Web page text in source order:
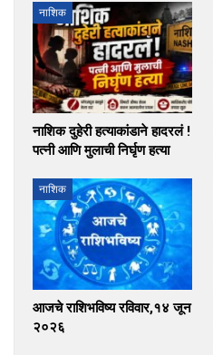
नाशिक
नाशिक दुहेरी हत्याकांडाने हादरलं !
पत्नी आणि मुलाची निर्घृण हत्या
नाशिक
आजचे राशिभविष्य रविवार,१४ जून
२०२६